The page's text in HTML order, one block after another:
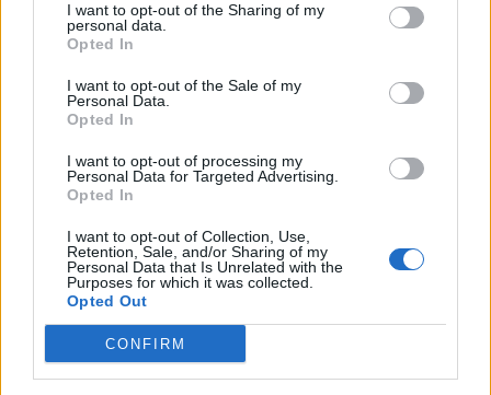
I want to opt-out of the Sharing of my
personal data.
Opted In
I want to opt-out of the Sale of my
Personal Data.
Opted In
I want to opt-out of processing my
Personal Data for Targeted Advertising.
Opted In
I want to opt-out of Collection, Use,
Retention, Sale, and/or Sharing of my
Personal Data that Is Unrelated with the
Purposes for which it was collected.
Opted Out
CONFIRM
SPRIT. Lihnell’s Distillery är ett småskaligt och
passionerat destilleri som förenar traditionellt
hantverk med moderna smaker. Med ett starkt fokus
på kvalitet, ursprung och råvarans fulla potential
skapas spritdrycker med tydlig karaktär och stor
omsorg i varje detalj…
VÄRMLAND
Fryksdalens Bryggeri, Fryksdalen
ÖL. Fryksdalens Bryggeri är ett småskaligt
hantverksbryggeri med rötterna djupt förankrade i
hjärtat av Värmland. Beläget i den natursköna
Fryksdalen, omgiven av skogar, sjöar och böljande